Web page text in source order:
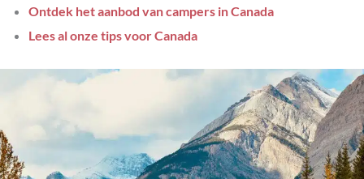
Ontdek het aanbod van campers in Canada
Lees al onze tips voor Canada